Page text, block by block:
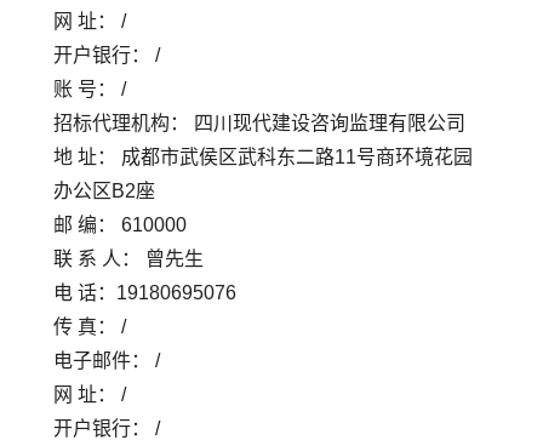
网 址： /
开户银行： /
账 号： /
招标代理机构： 四川现代建设咨询监理有限公司
地 址： 成都市武侯区武科东二路11号商环境花园
办公区B2座
邮 编： 610000
联 系 人： 曾先生
电 话：19180695076
传 真： /
电子邮件： /
网 址： /
开户银行： /